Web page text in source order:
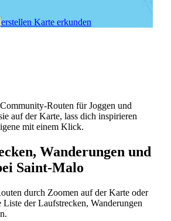
Karte erkunden
Routen für Joggen und
auf der Karte, lass dich inspirieren
mit einem Klick.
Wanderungen und
Saint-Malo
durch Zoomen auf der Karte oder
Liste der Laufstrecken, Wanderungen